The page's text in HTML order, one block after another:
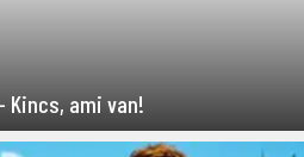
Kincs, ami van!